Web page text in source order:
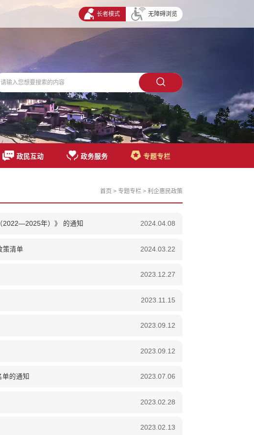
长者模式 无障碍浏览
政民互动 政务服务 专题专栏
首页 > 专题专栏 > 利企惠民政策
2022—2025年）》 的通知 2024.04.08
策清单 2024.03.22
2023.12.27
2023.11.15
2023.09.12
2023.09.12
的通知 2023.07.06
2023.02.28
2023.02.13